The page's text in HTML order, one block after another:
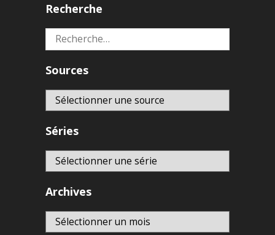
Recherche
Rechercher :
Sources
Séries
Archives
Archives